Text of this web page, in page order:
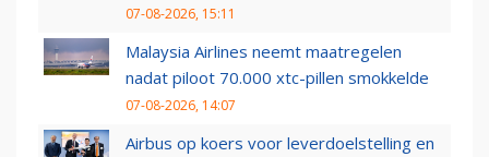
07-08-2026, 15:11
Malaysia Airlines neemt maatregelen
nadat piloot 70.000 xtc-pillen smokkelde
07-08-2026, 14:07
Airbus op koers voor leverdoelstelling en